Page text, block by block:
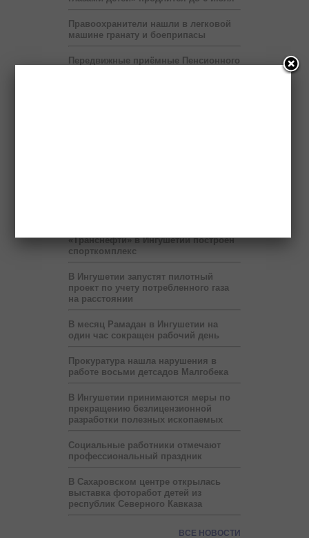
Правоохранители нашли в легковой
машине гранату и боеприпасы
Передвижные приёмные Пенсионного
«Транснефти» в Ингушетии построен
спорткомплекс
В Ингушетии запустят пилотный
проект по учету потребленного газа
на расстоянии
В месяц Рамадан в Ингушетии на
один час сокращен рабочий день
Прокуратура нашла нарушения в
работе восьми детсадов Малгобека
В Ингушетии принимаются меры по
прекращению безлицензионной
разработки полезных ископаемых
Социальные работники отмечают
профессиональный праздник
В Сахаровском центре открылась
выставка фоторабот детей из
республик Северного Кавказа
ВСЕ НОВОСТИ